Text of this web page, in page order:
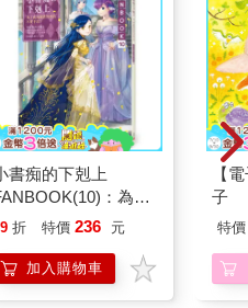
構和花俏言語。必要的話，請
評論：「倒著讀句子，直到頭
until reeled the mind）」。
的句子便不會讓讀者負擔過
而寫出長句，但他會確保沒有
文字打斷整體觀點。他撰文完
書痴的下剋上
：為了
為圖書管理員不擇手
折 特價 236 元
加入購物車
【
子
特價